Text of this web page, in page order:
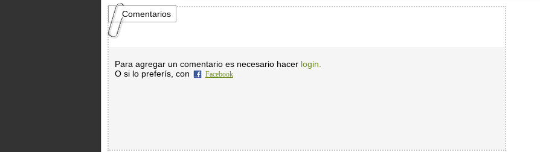
Comentarios
Para agregar un comentario es necesario hacer login.
O si lo preferís, con
Facebook